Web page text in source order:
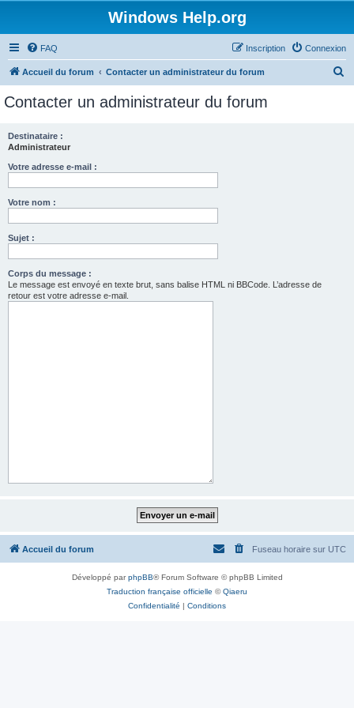
Windows Help.org
FAQ Connexion
Inscription
Accueil du forum Contacter un administrateur du forum
Contacter un administrateur du forum
Destinataire :
Administrateur
Votre adresse e-mail :
Votre nom :
Sujet :
Corps du message :
Le message est envoyé en texte brut, sans balise HTML ni BBCode. L’adresse de
retour est votre adresse e-mail.
Accueil du forum Fuseau horaire sur UTC
Développé parphpBB® Forum Software © phpBB Limited
Traduction française officielle ©Qiaeru
Confidentialité | Conditions